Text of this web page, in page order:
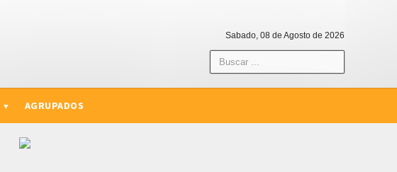
Sabado, 08 de Agosto de 2026
AGRUPADOS